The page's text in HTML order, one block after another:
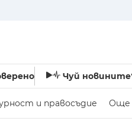
Чуй новините
и правосъдие Още